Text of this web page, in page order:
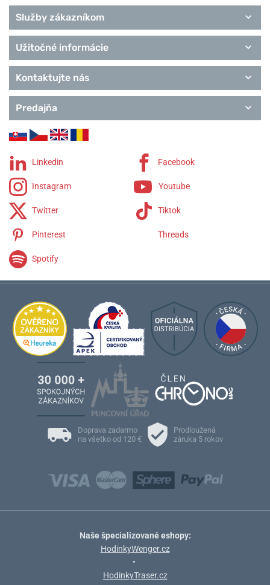
Služby zákazníkom
Užitočné informácie
Kontaktujte nás
Predajňa
Linkedin Facebook
Instagram Youtube
Twitter Tiktok
Pinterest Threads
Spotify
Doprava zadarmo
na všetko od 120 €
Prodloužená
záruka 5 rokov
Naše špecializované eshopy:
HodinkyWenger.cz
•
HodinkyTraser.cz